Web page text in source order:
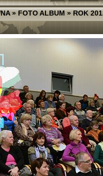
»FOTO ALBUM»ROK